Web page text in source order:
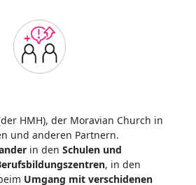
HMH), der Moravian Church in
und anderen Partnern.
in den Schulen und
, in den
Umgang mit verschidenen